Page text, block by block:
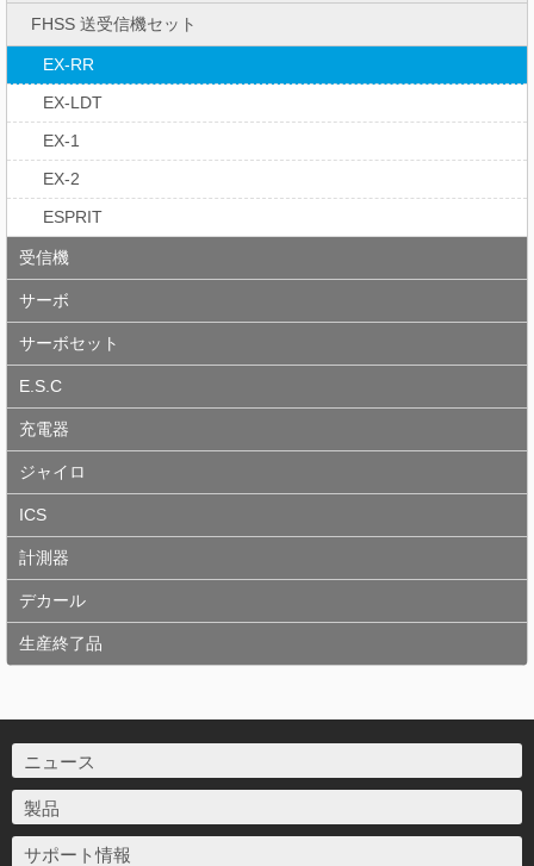
FHSS 送受信機セット
EX-RR
EX-LDT
EX-1
EX-2
ESPRIT
受信機
サーボ
サーボセット
E.S.C
充電器
ジャイロ
ICS
計測器
デカール
生産終了品
ニュース
製品
サポート情報